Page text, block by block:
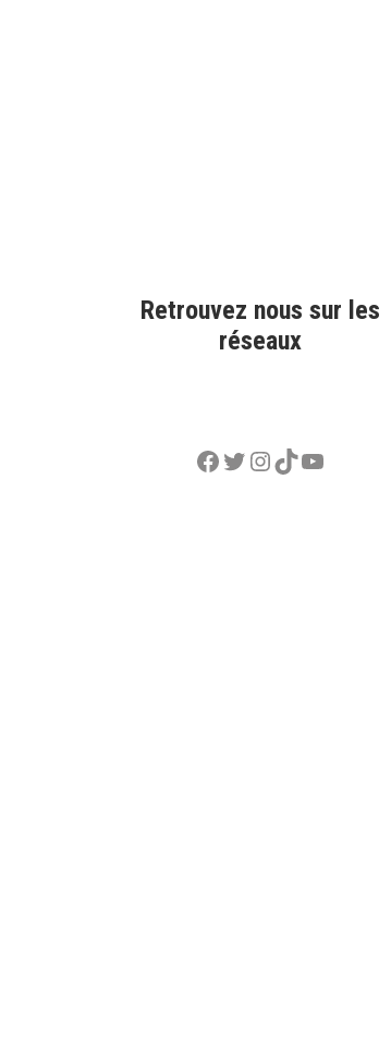
Retrouvez nous sur les
réseaux
Facebook
Twitter
Instagram
TikTok
YouTube